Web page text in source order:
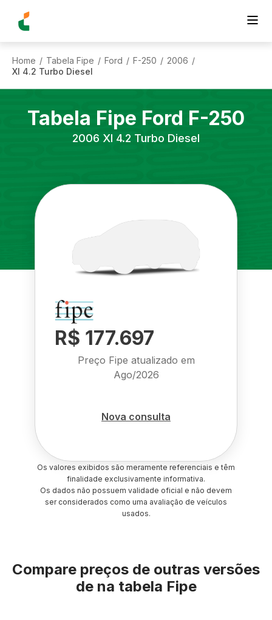
Home / Tabela Fipe / Ford / F-250 / 2006 /
Xl 4.2 Turbo Diesel
Tabela Fipe Ford F-250
2006 Xl 4.2 Turbo Diesel
R$ 177.697
Preço Fipe atualizado em
Ago/2026
Nova consulta
Os valores exibidos são meramente referenciais e têm
finalidade exclusivamente informativa.
Os dados não possuem validade oficial e não devem
ser considerados como uma avaliação de veículos
usados.
Compare preços de outras versões
de na tabela Fipe